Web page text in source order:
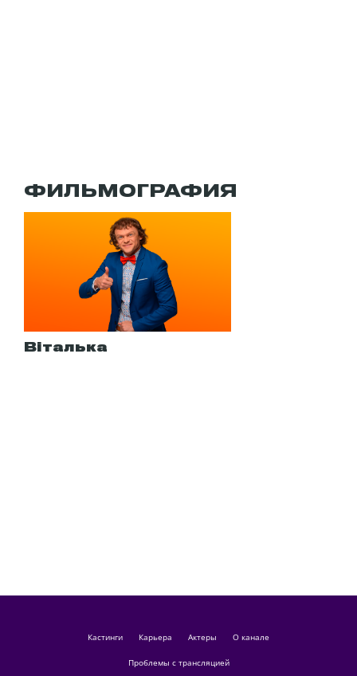
ФИЛЬМОГРАФИЯ
Віталька
кастинги Карьера актеры О канале
Проблемы с трансляцией